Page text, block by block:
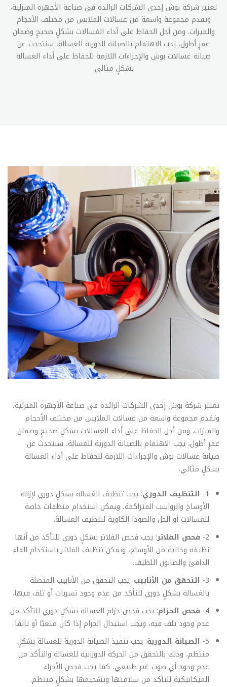
تعتبر شركة بوش إحدى الشركات الرائدة في صناعة الأجهزة المنزلية،
وتقدم مجموعة واسعة من غسالات الملابس من مختلف الأحجام
والميزات. ومن أجل الحفاظ على أداء الغسالات بشكلٍ صحيحٍ وضمان
عمرٍ أطول، يجب الاهتمام بالصيانة الدورية للغسالة، سنتحدث عن
صيانة غسالات بوش والإجراءات اللازمة للحفاظ على أداء الغسالة
بشكلٍ مثالي.
تعتبر شركة بوش إحدى الشركات الرائدة في صناعة الأجهزة المنزلية،
وتقدم مجموعة واسعة من غسالات الملابس من مختلف الأحجام
والميزات. ومن أجل الحفاظ على أداء الغسالات بشكلٍ صحيحٍ وضمان
عمرٍ أطول، يجب الاهتمام بالصيانة الدورية للغسالة، سنتحدث عن
صيانة غسالات بوش والإجراءات اللازمة للحفاظ على أداء الغسالة
بشكلٍ مثالي.
1- التنظيف الدوري: يجب تنظيف الغسالة بشكلٍ دوري لإزالة
الأوساخ والرواسب المتراكمة، ويمكن استخدام منظفات خاصة
للغسالات أو الخل والصودا الكاوية لتنظيف الغسالة.
2- فحص الفلاتر: يجب فحص الفلاتر بشكلٍ دوري للتأكد من أنها
نظيفة وخالية من الأوساخ، ويمكن تنظيف الفلاتر باستخدام الماء
الدافئ والصابون اللطيف.
3- التحقق من الأنابيب: يجب التحقق من الأنابيب المتصلة
بالغسالة بشكلٍ دوري للتأكد من عدم وجود تسربات أو تلف فيها.
4- فحص الحزام: يجب فحص حزام الغسالة بشكلٍ دوري للتأكد من
عدم وجود تلف فيه، ويجب استبدال الحزام إذا كان متعبًا أو تالفًا.
5- الصيانة الدورية: يجب تنفيذ الصيانة الدورية للغسالة بشكلٍ
منتظم، وذلك بالتحقق من الحركة الدورانية للغسالة والتأكد من
عدم وجود أي صوت غير طبيعي، كما يجب فحص الأجزاء
الميكانيكية للتأكد من سلامتها وتشحيمها بشكلٍ منتظم.